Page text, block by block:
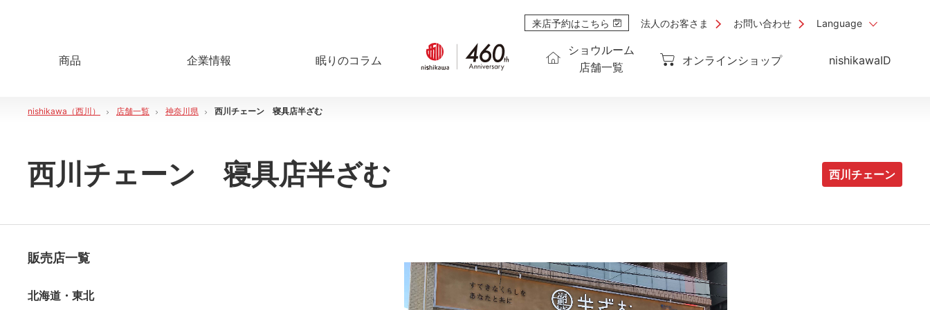
商品 企業情報 眠りのコラム
ショウルーム
店舗一覧
オンラインショップ nishikawaID
来店予約はこちら 法人のお客さま お問い合わせ Language
nishikawa（西川） 店舗一覧 神奈川県 西川チェーン 寝具店半ざむ
西川チェーン 寝具店半ざむ 西川チェーン
販売店一覧
北海道・東北